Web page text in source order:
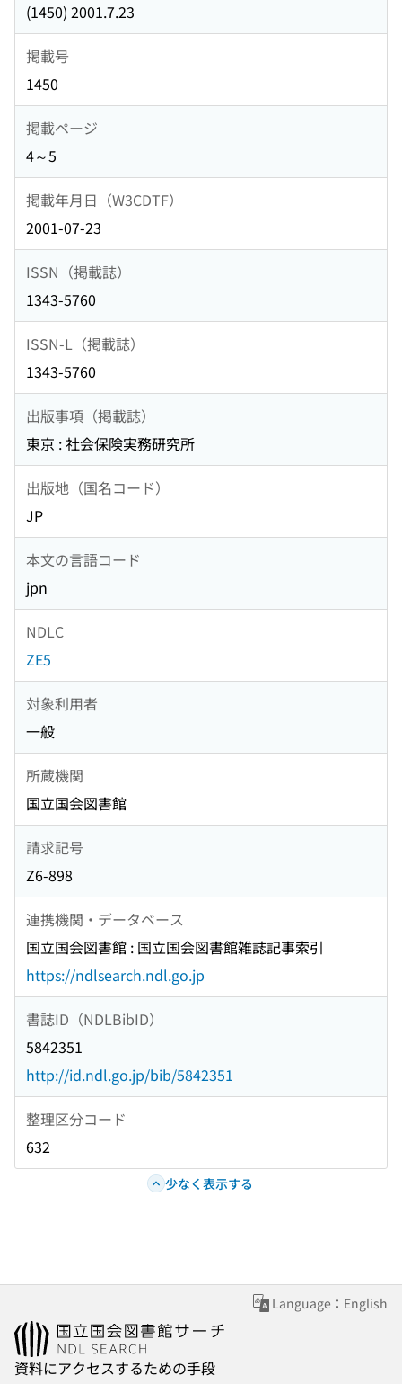
(1450) 2001.7.23
掲載号
1450
掲載ページ
4～5
掲載年月日（W3CDTF）
2001-07-23
ISSN（掲載誌）
1343-5760
ISSN-L（掲載誌）
1343-5760
出版事項（掲載誌）
東京 : 社会保険実務研究所
出版地（国名コード）
JP
本文の言語コード
jpn
NDLC
ZE5
対象利用者
一般
所蔵機関
国立国会図書館
請求記号
Z6-898
連携機関・データベース
国立国会図書館 : 国立国会図書館雑誌記事索引
https://ndlsearch.ndl.go.jp
書誌ID（NDLBibID）
5842351
http://id.ndl.go.jp/bib/5842351
整理区分コード
632
少なく表示する
Language：English
資料にアクセスするための手段